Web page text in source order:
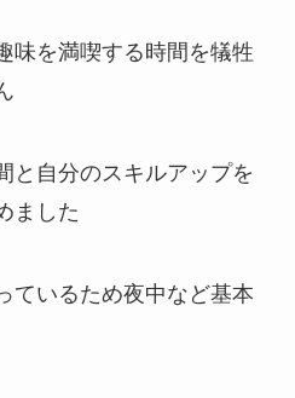
味を満喫する時間を犠牲
と自分のスキルアップを
ました
ているため夜中など基本